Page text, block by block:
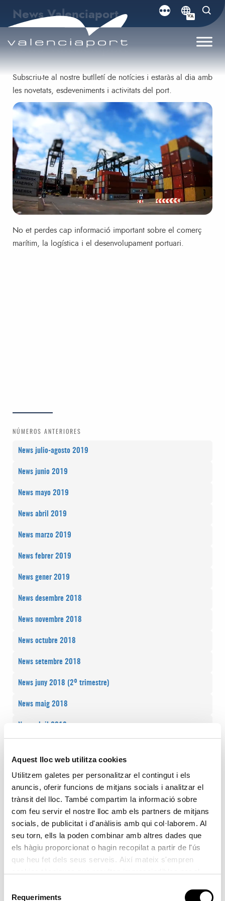
Aquest lloc web utilitza cookies
Utilitzem galetes per personalitzar el contingut i els
anuncis, oferir funcions de mitjans socials i analitzar el
trànsit del lloc. També compartim la informació sobre
com feu servir el nostre lloc amb els partners de mitjans
socials, de publicitat i d'anàlisis amb qui col·laborem. Al
seu torn, ells la poden combinar amb altres dades que
els hàgiu proporcionat o hagin recopilat a partir de l'ús
que heu fet dels seus serveis. Així mateix s'empren
acceptació.
Requeriments
VA
News Valenciaport
News Valenciaport
Subscriu-te al nostre butlletí de notícies i estaràs al dia amb
les novetats, esdeveniments i activitats del port.
No et perdes cap informació important sobre el comerç
marítim, la logística i el desenvolupament portuari.
NÚMEROS ANTERIORES
News julio-agosto 2019
News junio 2019
News mayo 2019
News abril 2019
News marzo 2019
News febrer 2019
News gener 2019
News desembre 2018
News novembre 2018
News octubre 2018
News setembre 2018
News juny 2018 (2º trimestre)
News maig 2018
News abril 2018
News gener 2018
News desembre 2017
News octubre 2017
News setembre 2017
News Juliol – Agost 2017